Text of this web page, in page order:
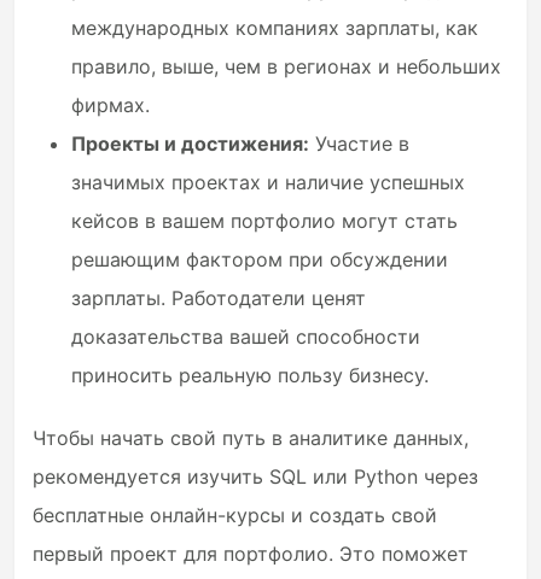
международных компаниях зарплаты, как
правило, выше, чем в регионах и небольших
фирмах.
Проекты и достижения: Участие в
значимых проектах и наличие успешных
кейсов в вашем портфолио могут стать
решающим фактором при обсуждении
зарплаты. Работодатели ценят
доказательства вашей способности
приносить реальную пользу бизнесу.
Чтобы начать свой путь в аналитике данных,
рекомендуется изучить SQL или Python через
бесплатные онлайн-курсы и создать свой
первый проект для портфолио. Это поможет